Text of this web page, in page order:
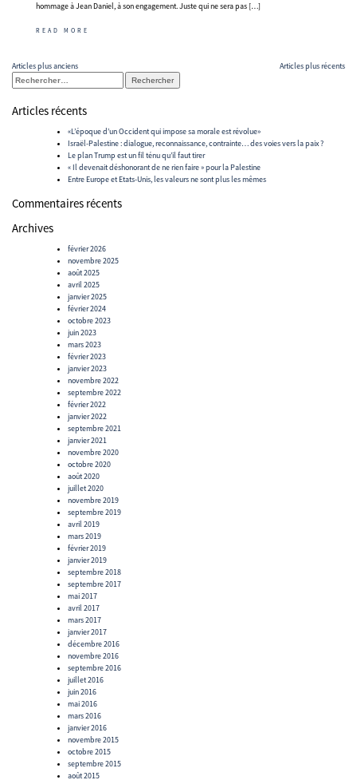
hommage à Jean Daniel, à son engagement. Juste qui ne sera pas […]
READ MORE
Navigation
des
articles
Articles plus anciens
Articles plus récents
Rechercher :
Articles récents
«L’époque d’un Occident qui impose sa morale est révolue»
Israël-Palestine : dialogue, reconnaissance, contrainte… des voies vers la paix ?
Le plan Trump est un fil ténu qu’il faut tirer
« Il devenait déshonorant de ne rien faire » pour la Palestine
Entre Europe et Etats-Unis, les valeurs ne sont plus les mêmes
Commentaires récents
Archives
février 2026
novembre 2025
août 2025
avril 2025
janvier 2025
février 2024
octobre 2023
juin 2023
mars 2023
février 2023
janvier 2023
novembre 2022
septembre 2022
février 2022
janvier 2022
septembre 2021
janvier 2021
novembre 2020
octobre 2020
août 2020
juillet 2020
novembre 2019
septembre 2019
avril 2019
mars 2019
février 2019
janvier 2019
septembre 2018
septembre 2017
mai 2017
avril 2017
mars 2017
janvier 2017
décembre 2016
novembre 2016
septembre 2016
juillet 2016
juin 2016
mai 2016
mars 2016
janvier 2016
novembre 2015
octobre 2015
septembre 2015
août 2015